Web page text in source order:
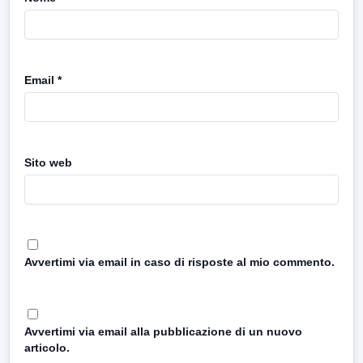
Email *
Sito web
Avvertimi via email in caso di risposte al mio commento.
Avvertimi via email alla pubblicazione di un nuovo
articolo.